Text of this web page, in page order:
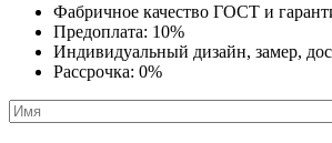
Фабричное качество ГОСТ и
Предоплата: 10%
Индивидуальный дизайн, замер,
Рассрочка: 0%